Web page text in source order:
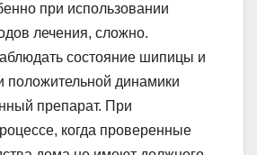
при использовании
лечения, сложно.
состояние шипицы и
положительной динамики
препарат. При
когда проверенные